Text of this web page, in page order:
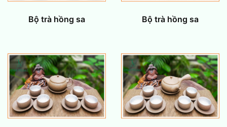
Bộ trà hồng sa Bộ trà hồng sa